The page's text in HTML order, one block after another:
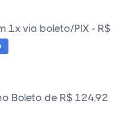
1x via boleto/PIX - R$
Boleto de R$ 124,92